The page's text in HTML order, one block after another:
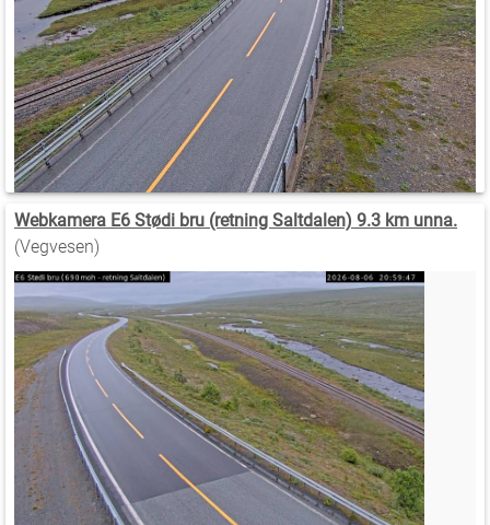
Webkamera E6 Stødi bru (retning Saltdalen) 9.3 km unna.
(Vegvesen)